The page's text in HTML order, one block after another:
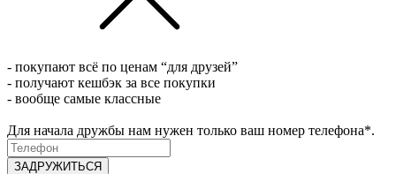
- покупают всё по ценам “для друзей”
- получают кешбэк за все покупки
- вообще самые классные
Для начала дружбы нам нужен только ваш номер телефона*.
ЗАДРУЖИТЬСЯ